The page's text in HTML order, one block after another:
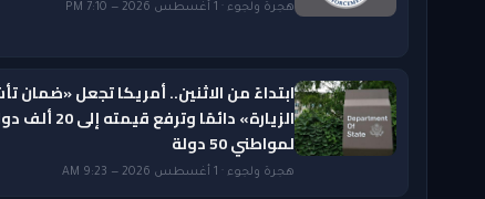
هجرة ولجوء · 1 أغسطس 2026 — 7:10 PM
ابتداءً من الاثنين.. أمريكا تجعل «ضمان
الزيارة» دائمًا وترفع قيمته
لمواطني 50 دولة
هجرة ولجوء · 1 أغسطس 2026 — 9:23 AM